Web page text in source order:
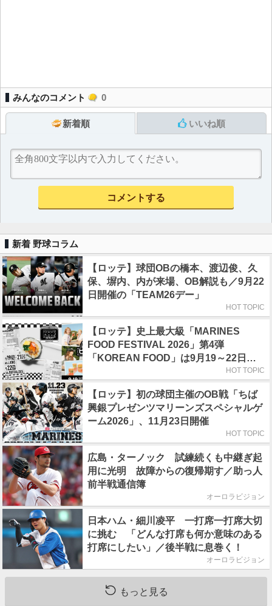
みんなのコメント 0
新着順 いいね順
新着 野球コラム
【ロッテ】球団OBの橋本、渡辺俊、久
保、塀内、内が来場、OB解説も／9月22
日開催の「TEAM26デー」
HOT TOPIC
【ロッテ】史上最大級「MARINES
FOOD FESTIVAL 2026」第4弾
「KOREAN FOOD」は9月19～22日／
HOT TOPIC
【ロッテ】初の球団主催のOB戦「ちば
興銀プレゼンツマリーンズスペシャルゲ
ーム2026」、11月23日開催
HOT TOPIC
広島・ターノック 試練続くも中継ぎ起
用に光明 故障からの復帰期す／助っ人
前半戦通信簿
オーロラビジョン
日本ハム・細川凌平 一打席一打席大切
に挑む 「どんな打席も何か意味のある
打席にしたい」／後半戦に息巻く！
オーロラビジョン
もっと見る